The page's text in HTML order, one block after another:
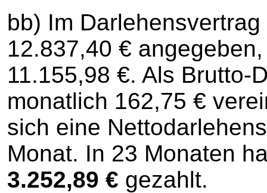
bb) Im
12.837,40 €
11.155,98 €. Als Brutto-
monatlich 162,75 €
sich eine
Monat. In 23 Monaten
3.252,89 € gezahlt.